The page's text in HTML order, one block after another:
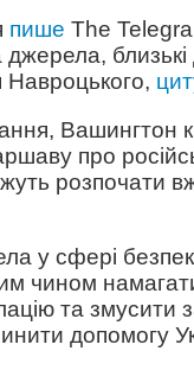
пише The
Вашингтон
про
розпочати
у сфері
чином
та змусити
допомогу